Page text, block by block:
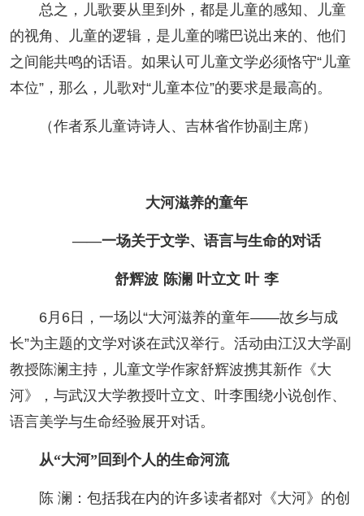
总之，儿歌要从里到外，都是儿童的感知、儿童
的视角、儿童的逻辑，是儿童的嘴巴说出来的、他们
之间能共鸣的话语。如果认可儿童文学必须恪守“儿童
本位”，那么，儿歌对“儿童本位”的要求是最高的。
（作者系儿童诗诗人、吉林省作协副主席）
大河滋养的童年
——一场关于文学、语言与生命的对话
舒辉波 陈澜 叶立文 叶 李
6月6日，一场以“大河滋养的童年——故乡与成
长”为主题的文学对谈在武汉举行。活动由江汉大学副
教授陈澜主持，儿童文学作家舒辉波携其新作《大
河》，与武汉大学教授叶立文、叶李围绕小说创作、
语言美学与生命经验展开对话。
从“大河”回到个人的生命河流
陈 澜：包括我在内的许多读者都对《大河》的创